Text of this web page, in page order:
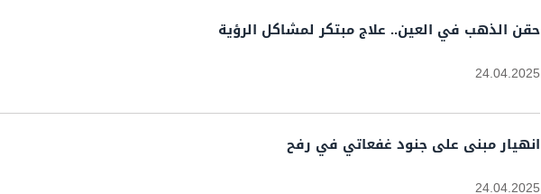
حقن الذهب في العين.. علاج مبتكر لمشاكل الرؤية
24.04.2025
انهيار مبنى على جنود غفعاتي في رفح
24.04.2025